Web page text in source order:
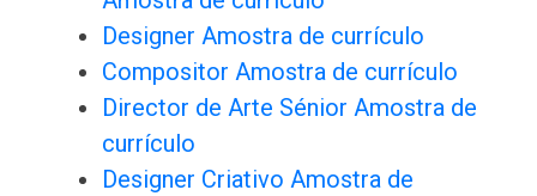
Designer Amostra de currículo
Compositor Amostra de currículo
Director de Arte Sénior Amostra de
currículo
Designer Criativo Amostra de